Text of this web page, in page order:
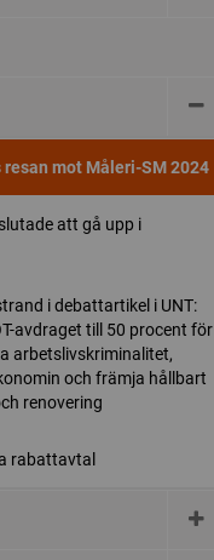
resan mot Måleri-SM 2024
att gå upp i
i debattartikel i UNT:
avdraget till 50 procent för
arbetslivskriminalitet,
och främja hållbart
renovering
rabattavtal